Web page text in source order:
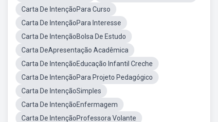
Carta De IntençãoPara Curso
Carta De IntençãoPara Interesse
Carta De IntençãoBolsa De Estudo
Carta DeApresentação Acadêmica
Carta De IntençãoEducação Infantil Creche
Carta De IntençãoPara Projeto Pedagógico
Carta De IntençãoSimples
Carta De IntençãoEnfermagem
Carta De IntençãoProfessora Volante